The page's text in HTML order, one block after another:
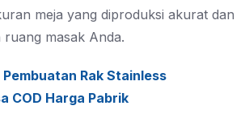
meja yang diproduksi akurat dan
masak Anda.
Rak Stainless
COD Harga Pabrik